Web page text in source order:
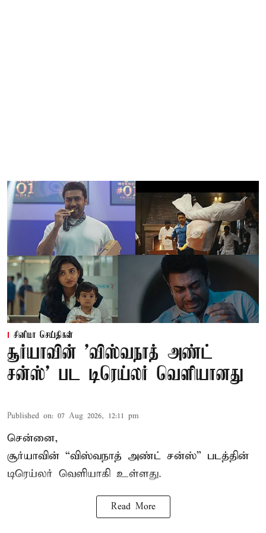
சினிமா செய்திகள்
சூர்யாவின் 'விஸ்வநாத் அண்ட்
சன்ஸ்' பட டிரெய்லர் வெளியானது
Published on: 07 Aug 2026, 12:11 pm
சென்னை,
சூர்யாவின் “விஸ்வநாத் அண்ட் சன்ஸ்” படத்தின்
டிரெய்லர் வெளியாகி உள்ளது.
Read More